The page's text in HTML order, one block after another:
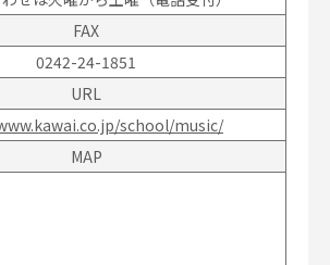
FAX
0242-24-1851
URL
school/music/
MAP